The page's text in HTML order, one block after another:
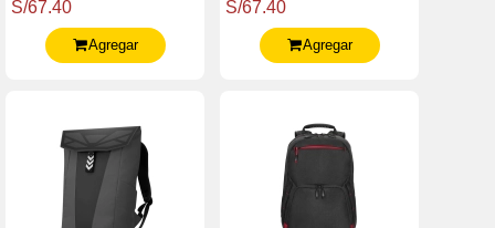
S/67.40
Agregar
S/67.40
Agregar